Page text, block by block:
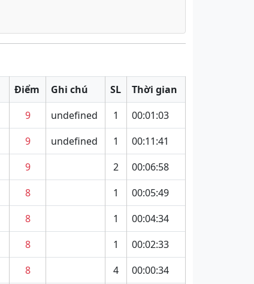
Điểm Ghi chú SL
Thời gian
9 undefined 1
00:01:03
9 undefined 1
00:11:41
9 2
00:06:58
8 1
00:05:49
8 1
00:04:34
8 1
00:02:33
8 4
00:00:34